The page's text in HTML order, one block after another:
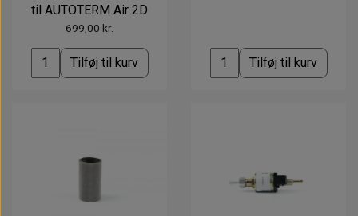
til AUTOTERM Air 2D
699,00 kr.
Tilføj til kurv Tilføj til kurv